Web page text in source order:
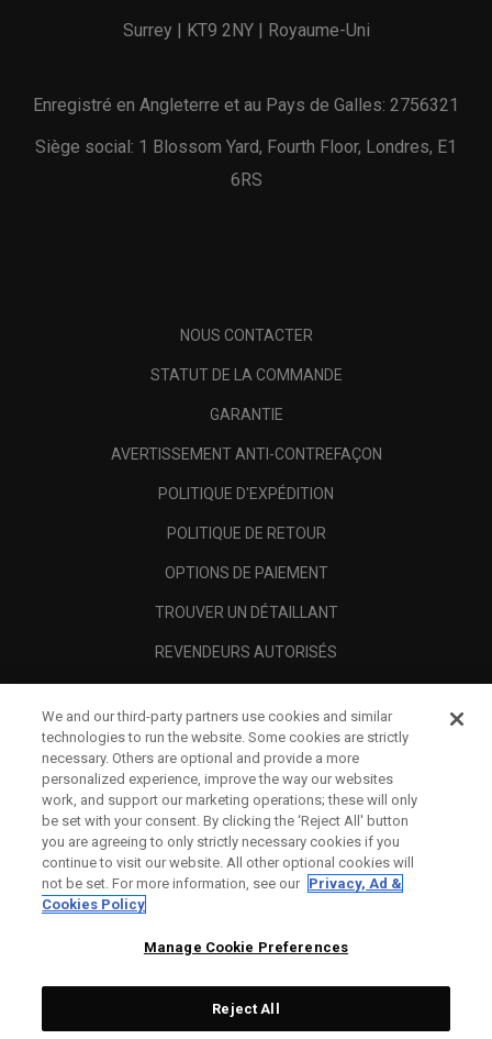
Surrey | KT9 2NY | Royaume-Uni
Enregistré en Angleterre et au Pays de Galles: 2756321
Siège social: 1 Blossom Yard, Fourth Floor, Londres, E1
6RS
NOUS CONTACTER
STATUT DE LA COMMANDE
GARANTIE
AVERTISSEMENT ANTI-CONTREFAÇON
POLITIQUE D'EXPÉDITION
POLITIQUE DE RETOUR
OPTIONS DE PAIEMENT
TROUVER UN DÉTAILLANT
REVENDEURS AUTORISÉS
A PROPOS
MENTIONS LÉGALES
We and our third-party partners use cookies and similar
technologies to run the website. Some cookies are strictly
necessary. Others are optional and provide a more
personalized experience, improve the way our websites
work, and support our marketing operations; these will only
be set with your consent. By clicking the ‘Reject All' button
you are agreeing to only strictly necessary cookies if you
continue to visit our website. All other optional cookies will
not be set. For more information, see our Privacy, Ad &
Cookies Policy
Manage Cookie Preferences
Reject All